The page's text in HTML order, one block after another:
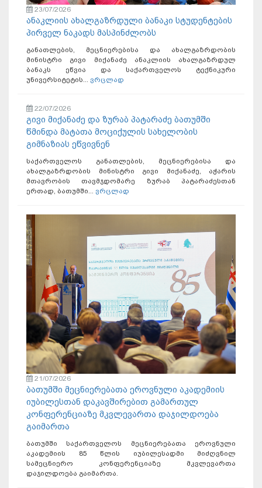
23/07/2026
ანაკლიის ახალგაზრდული ბანაკი სტუდენტების
პირველ ნაკადს მასპინძლობს
განათლების, მეცნიერებისა და ახალგაზრდობის
მინისტრი გივი მიქანაძე ანაკლიის ახალგაზრდულ
ბანაკს ეწვია და საქართველოს ტექნიკური
უნივერსიტეტის... ვრცლად
22/07/2026
გივი მიქანაძე და ზურაბ პატარაძე ბათუმში
წმინდა მატათა მოციქულის სახელობის
გიმნაზიას ეწვივნენ
საქართველოს განათლების, მეცნიერებისა და
ახალგაზრდობის მინისტრი გივი მიქანაძე, აჭარის
მთავრობის თავმჯდომარე ზურაბ პატარაძესთან
ერთად, ბათუმში... ვრცლად
21/07/2026
ბათუმში მეცნიერებათა ეროვნული აკადემიის
იუბილესთან დაკავშირებით გამართულ
კონფერენციაზე მკვლევართა დაჯილდოება
გაიმართა
ბათუმში საქართველოს მეცნიერებათა ეროვნული
აკადემიის 85 წლის იუბილესადმი მიძღვნილ
სამეცნიერო კონფერენციაზე მკვლევართა
დაჯილდოება გაიმართა.